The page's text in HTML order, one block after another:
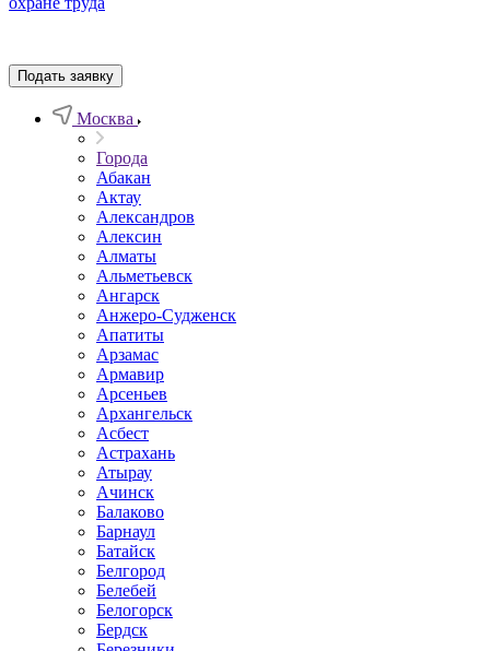
Подать заявку
Москва
Города
Абакан
Актау
Александров
Алексин
Алматы
Альметьевск
Ангарск
Анжеро-Судженск
Апатиты
Арзамас
Армавир
Арсеньев
Архангельск
Асбест
Астрахань
Атырау
Ачинск
Балаково
Барнаул
Батайск
Белгород
Белебей
Белогорск
Бердск